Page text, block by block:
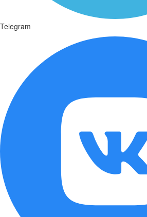
Telegram